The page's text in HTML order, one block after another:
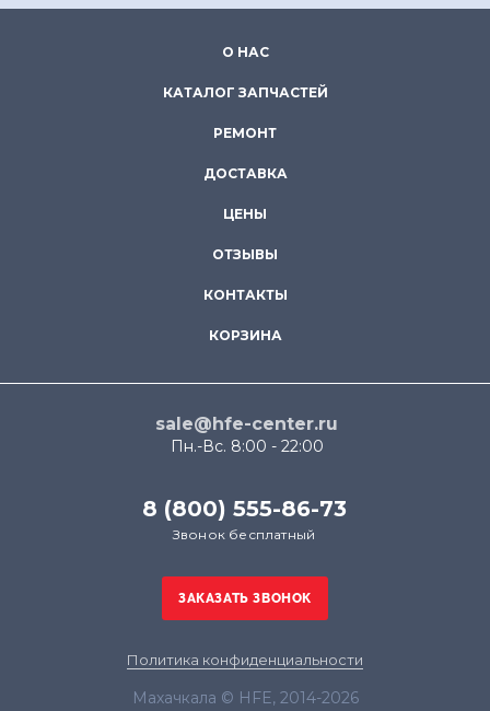
О НАС
КАТАЛОГ ЗАПЧАСТЕЙ
РЕМОНТ
ДОСТАВКА
ЦЕНЫ
ОТЗЫВЫ
КОНТАКТЫ
КОРЗИНА
sale@hfe-center.ru
Пн.-Вс. 8:00 - 22:00
8 (800) 555-86-73
Звонок бесплатный
Политика конфиденциальности
Махачкала © HFE, 2014-2026